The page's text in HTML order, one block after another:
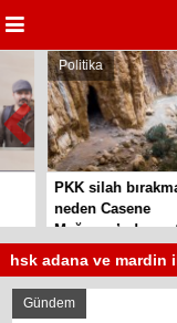
Politika
PKK silah bırakma
neden Casene
Mağarası’nda
hsk adana ve mardin
Gündem